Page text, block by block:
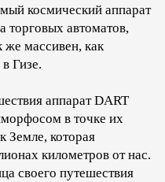
космический аппарат
торговых автоматов,
же массивен, как
Гизе.
аппарат DART
в точке их
Земле, которая
километров от нас.
своего путешествия